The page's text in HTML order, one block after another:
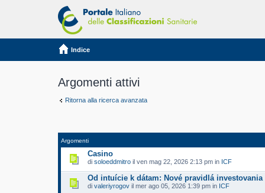
Indice
Argomenti attivi
Ritorna alla ricerca avanzata
Argomenti
Casino
di soloeddmitro il ven mag 22, 2026 2:13 pm in ICF
Od intuície k dátam: Nové pravidlá investovania
di valeriyrogov il mer ago 05, 2026 1:39 pm in ICF